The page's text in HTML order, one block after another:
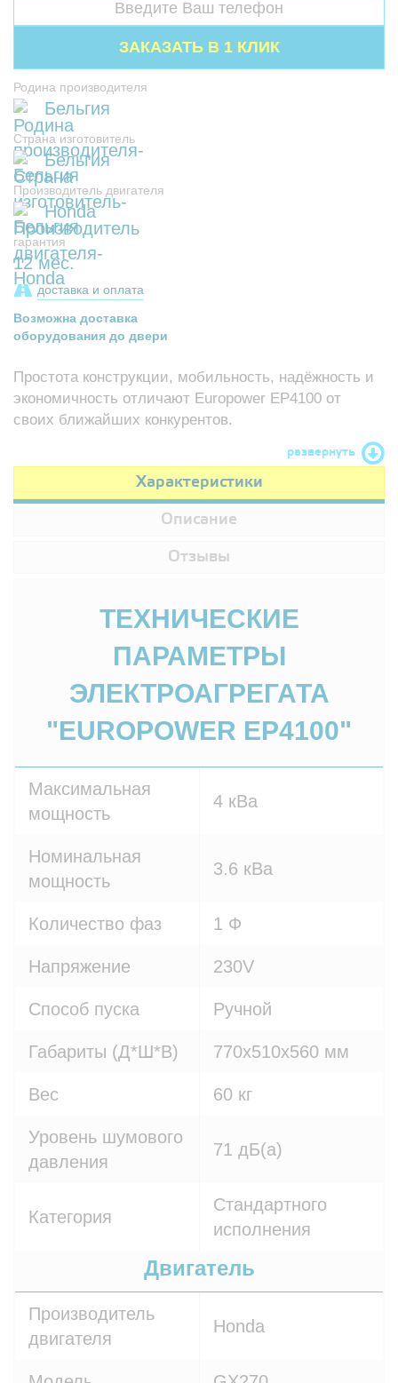
Родина производителя
Бельгия
Страна изготовитель
Бельгия
Производитель двигателя
Honda
гарантия
12 мес.
доставка и оплата
Возможна доставка
оборудования до двери
Простота конструкции, мобильность, надёжность и
экономичность отличают Europower EP4100 от
своих ближайших конкурентов.
развернуть
Характеристики
Описание
Отзывы
ТЕХНИЧЕСКИЕ
ПАРАМЕТРЫ
ЭЛЕКТРОАГРЕГАТА
"EUROPOWER EP4100"
Максимальная
мощность
4 кВа
Номинальная
мощность
3.6 кВа
Количество фаз 1 Ф
Напряжение 230V
Способ пуска Ручной
Габариты (Д*Ш*В) 770х510х560 мм
Вес 60 кг
Уровень шумового
давления
71 дБ(а)
Категория
Стандартного
исполнения
Двигатель
Производитель
двигателя
Honda